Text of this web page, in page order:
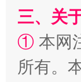
阿坝州
三、关
① 本网
所有。